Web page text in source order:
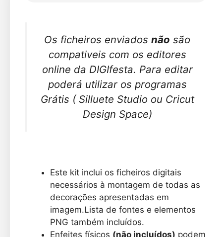
Os ficheiros enviados não são
compativeis com os editores
online da DIGIfesta. Para editar
poderá utilizar os programas
Grátis ( Silluete Studio ou Cricut
Design Space)
Este kit inclui os ficheiros digitais
necessários à montagem de todas as
decorações apresentadas em
imagem.Lista de fontes e elementos
PNG também incluídos.
Enfeites físicos (não incluídos) podem